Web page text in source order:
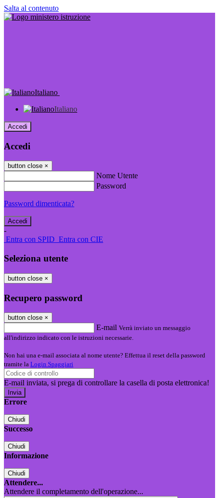
Salta al contenuto
Italiano
Italiano
Accedi
Accedi
button close ×
Nome Utente
Password
Password dimenticata?
-
Entra con SPID Entra con CIE
Seleziona utente
button close ×
Recupero password
button close ×
E-mail Verrà inviato un messaggio
all'indirizzo indicato con le istruzioni necessarie.
Non hai una e-mail associata al nome utente? Effettua il reset della password
tramite la Login Spaggiari
E-mail inviata, si prega di controllare la casella di posta elettronica!
Errore
Chiudi
Successo
Chiudi
Informazione
Chiudi
Attendere...
Attendere il completamento dell'operazione...